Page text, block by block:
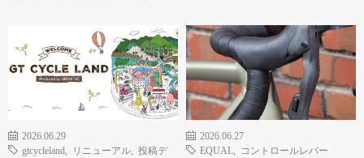
2026.06.29
gtcycleland
リニューアル
投稿デ
2026.06.27
EQUAL
コントロールレバー